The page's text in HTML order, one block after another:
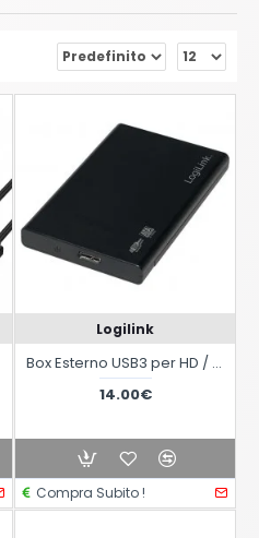
Logilink
Box Esterno USB3 per HD / SSD da 2.5 pollici SATA senza viti
14.00€
Compra Subito !